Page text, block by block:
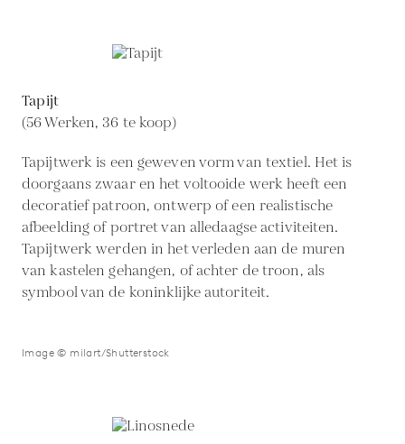
Tapijt
(56 Werken, 36 te koop)
Tapijtwerk is een geweven vorm van textiel. Het is
doorgaans zwaar en het voltooide werk heeft een
decoratief patroon, ontwerp of een realistische
afbeelding of portret van alledaagse activiteiten.
Tapijtwerk werden in het verleden aan de muren
van kastelen gehangen, of achter de troon, als
symbool van de koninklijke autoriteit.
Image © milart/Shutterstock